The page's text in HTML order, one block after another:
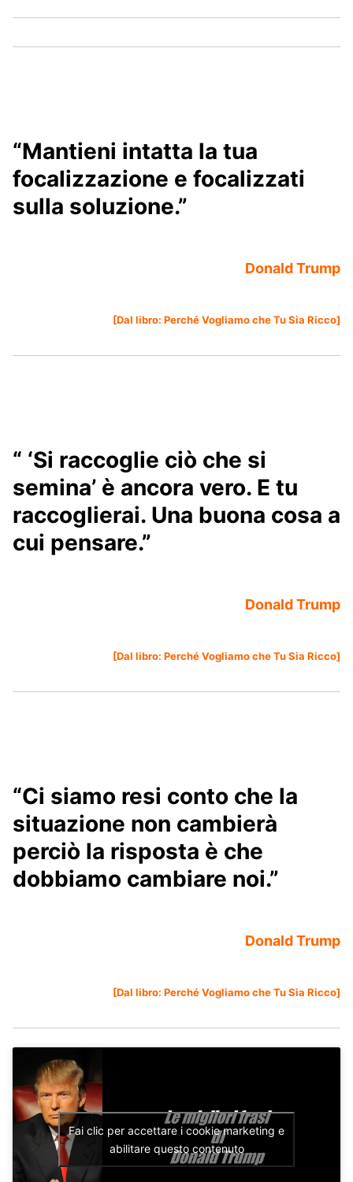
“Mantieni intatta la tua
focalizzazione e focalizzati
sulla soluzione.”
Donald Trump
[Dal libro: Perché Vogliamo che Tu Sia Ricco]
“ ‘Si raccoglie ciò che si
semina’ è ancora vero. E tu
raccoglierai. Una buona cosa a
cui pensare.”
Donald Trump
[Dal libro: Perché Vogliamo che Tu Sia Ricco]
“Ci siamo resi conto che la
situazione non cambierà
perciò la risposta è che
dobbiamo cambiare noi.”
Donald Trump
[Dal libro: Perché Vogliamo che Tu Sia Ricco]
Fai clic per accettare i cookie marketing e
abilitare questo contenuto